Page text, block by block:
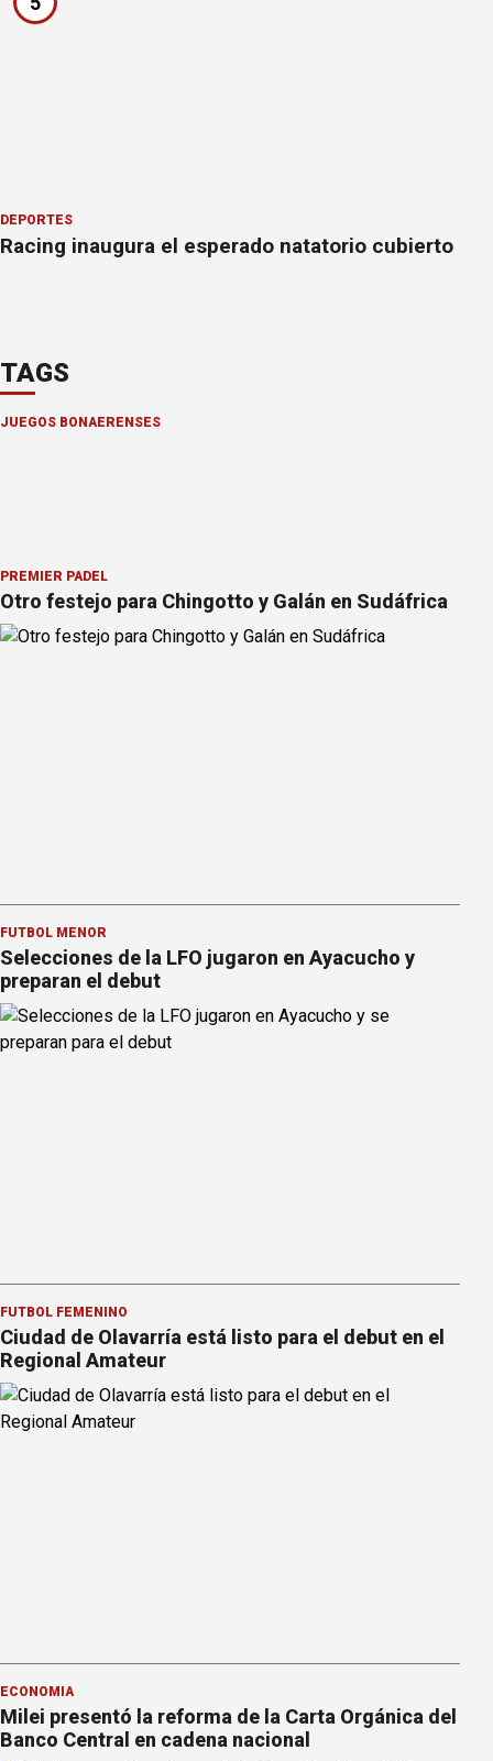
DEPORTES
Racing inaugura el esperado natatorio cubierto
TAGS
JUEGOS BONAERENSES
PREMIER PÁDEL
Otro festejo para Chingotto y Galán en Sudáfrica
FÚTBOL MENOR
Selecciones de la LFO jugaron en Ayacucho y
preparan el debut
FÚTBOL FEMENINO
Ciudad de Olavarría está listo para el debut en el
Regional Amateur
ECONOMÍA
Milei presentó la reforma de la Carta Orgánica del
Banco Central en cadena nacional